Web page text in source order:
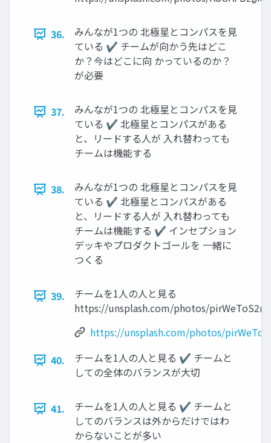
36.
みんなが1つの 北極星とコンパスを見
ている ✔ チームが向かう先はどこ
か？今はどこに向 かっているのか？
が必要
37.
みんなが1つの 北極星とコンパスを見
ている ✔ 北極星とコンパスがある
と、リードする人が 入れ替わっても
チームは機能する
38.
みんなが1つの 北極星とコンパスを見
ている ✔ 北極星とコンパスがある
と、リードする人が 入れ替わっても
チームは機能する ✔ インセプション
デッキやプロダクトゴールを 一緒に
つくる
39.
チームを1人の人と見る
https://unsplash.com/photos/
https://unsplash.com/photos/
40.
チームを1人の人と見る ✔ チームと
しての全体のバランスが大切
41.
チームを1人の人と見る ✔ チームと
してのバランスは外からだけではわ
からないことが多い